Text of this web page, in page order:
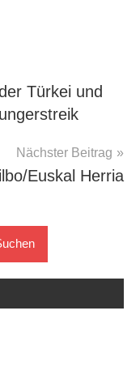
Türkei und
Nächster Beitrag
Euskal Herria